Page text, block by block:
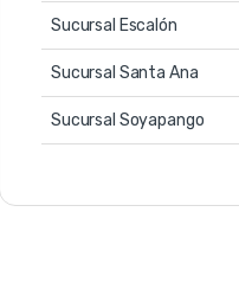
Sucursal Escalón
Sucursal Santa Ana
Sucursal Soyapango